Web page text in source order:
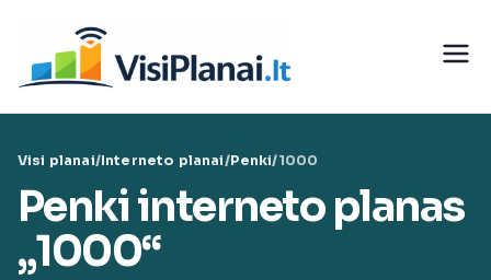
turinio
teleko
munika
Visi planai/Interneto planai/Penki/1000
Penki interneto planas
„1000“